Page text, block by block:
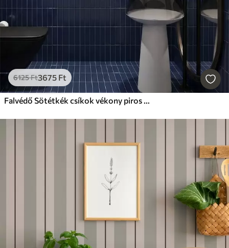
6125Ft3675 Ft
Falvédő Sötétkék csíkok vékony piros vonalakkal